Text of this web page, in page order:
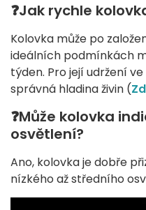
❓Jak rychle
Kolovka může po
ideálních podmínkách
týden. Pro její udržení
správná hladina živin (
❓Může kolovka
osvětlení?
Ano, kolovka je dobře
nízkého až středního